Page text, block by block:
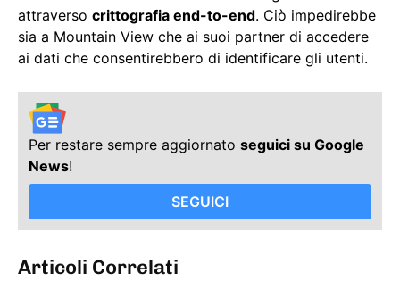
attraverso crittografia end-to-end. Ciò impedirebbe
sia a Mountain View che ai suoi partner di accedere
ai dati che consentirebbero di identificare gli utenti.
Per restare sempre aggiornato seguici su Google
News!
SEGUICI
Articoli Correlati